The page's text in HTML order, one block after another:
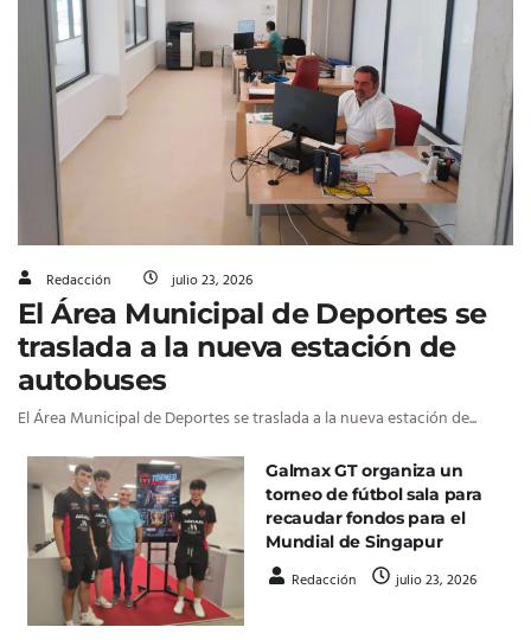
Redacción julio 23, 2026
El Área Municipal de Deportes se
traslada a la nueva estación de
autobuses
El Área Municipal de Deportes se traslada a la nueva estación de...
Galmax GT organiza un
torneo de fútbol sala para
recaudar fondos para el
Mundial de Singapur
Redacción julio 23, 2026